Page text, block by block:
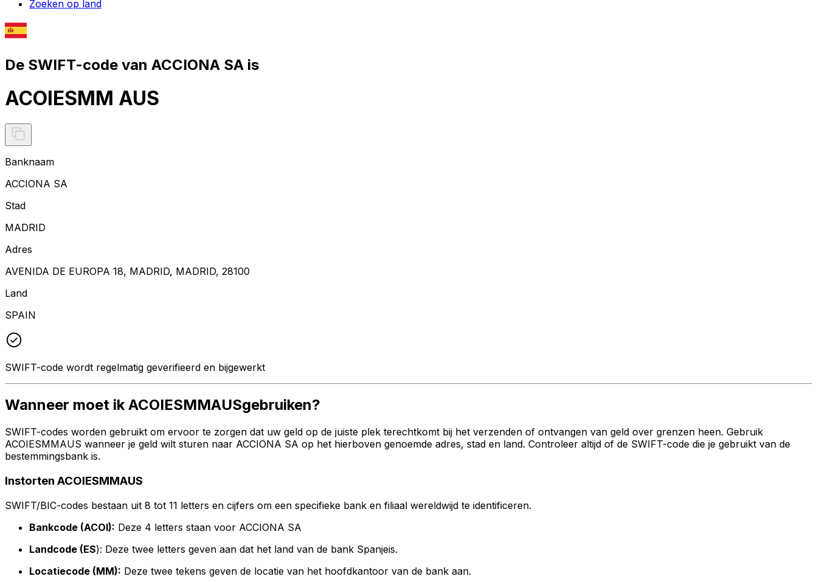
Zoeken op land
De SWIFT-code van ACCIONA SA is
ACOIESMM AUS
Banknaam
ACCIONA SA
Stad
MADRID
Adres
AVENIDA DE EUROPA 18, MADRID, MADRID, 28100
Land
SPAIN
SWIFT-code wordt regelmatig geverifieerd en bijgewerkt
Wanneer moet ik ACOIESMMAUSgebruiken?
SWIFT-codes worden gebruikt om ervoor te zorgen dat uw geld op de juiste plek terechtkomt bij het verzenden of ontvangen van geld over grenzen heen. Gebruik
ACOIESMMAUS wanneer je geld wilt sturen naar ACCIONA SA op het hierboven genoemde adres, stad en land. Controleer altijd of de SWIFT-code die je gebruikt van de
bestemmingsbank is.
Instorten ACOIESMMAUS
SWIFT/BIC-codes bestaan uit 8 tot 11 letters en cijfers om een specifieke bank en filiaal wereldwijd te identificeren.
Bankcode (ACOI): Deze 4 letters staan voor ACCIONA SA
Landcode (ES): Deze twee letters geven aan dat het land van de bank Spanjeis.
Locatiecode (MM): Deze twee tekens geven de locatie van het hoofdkantoor van de bank aan.